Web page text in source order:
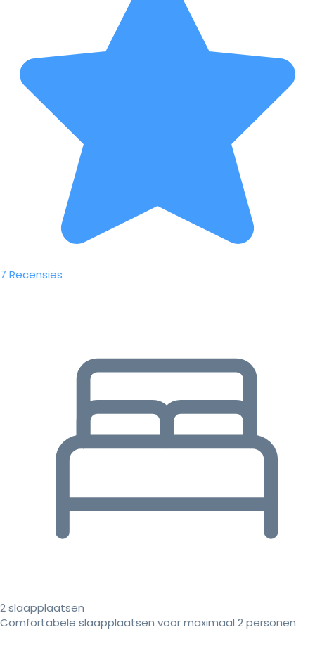
7 Recensies
2 slaapplaatsen
Comfortabele slaapplaatsen voor maximaal 2 personen